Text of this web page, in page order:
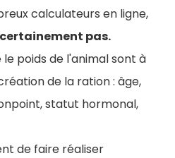
calculateurs en ligne,
pas.
poids de l'animal sont à
de la ration : âge,
statut hormonal,
de faire réaliser